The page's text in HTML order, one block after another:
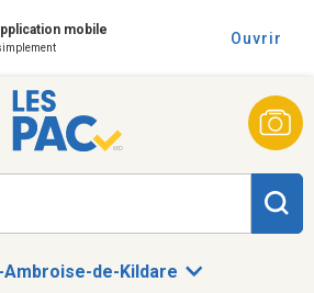
mobile Ouvrir
Ambroise-de-Kildare